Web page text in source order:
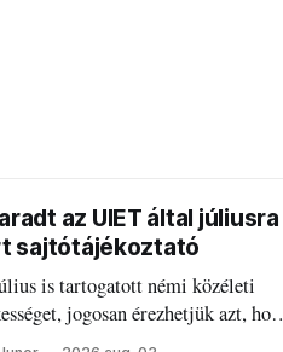
az UIET által júliusra
sajtótájékoztató
is tartogatott némi közéleti
jogosan érezhetjük azt,
elmaradt.